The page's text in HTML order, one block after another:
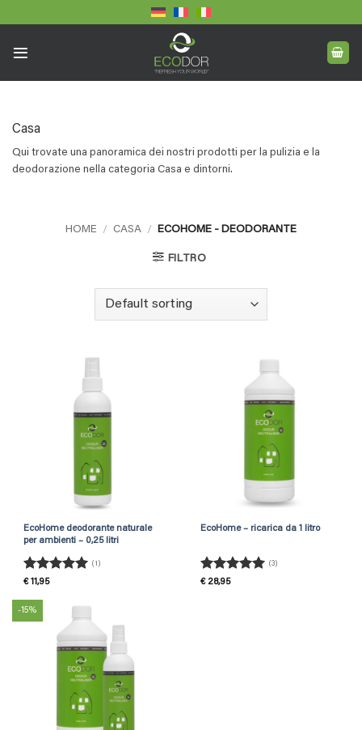
to
Casa
Qui trovate una panoramica dei nostri prodotti per la pulizia e la
deodorazione nella categoria Casa e dintorni.
HOME / CASA / ECOHOME - DEODORANTE
FILTRO
EcoHome deodorante naturale
per ambienti – 0,25 litri
Rated
(1)
€11,95
EcoHome – ricarica da 1 litro
Rated
(3)
€28,95
-15%